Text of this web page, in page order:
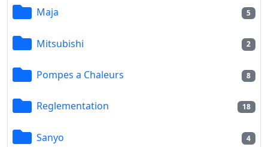
Maja 5
Mitsubishi 2
Pompes a Chaleurs 8
Reglementation 18
Sanyo 4